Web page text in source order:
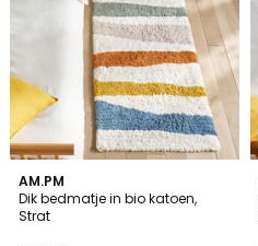
AM.PM
Dik bedmatje in bio katoen,
Strat
5
/
5